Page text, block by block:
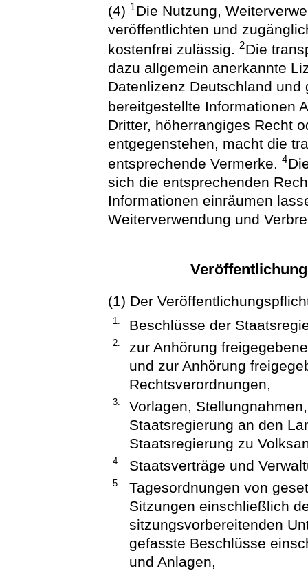
(4) 1Die Nutzung,
veröffentlichten und
kostenfrei zulässig.2Die
dazu allgemein anerkannte
Datenlizenz Deutschland
bereitgestellte Informationen
Dritter, höherrangiges Recht
entgegenstehen, macht die
entsprechende Vermerke.4
sich die entsprechenden
Informationen einräumen
Weiterverwendung und
(1) Der
1. Beschlüsse der
2.
zur Anhörung
und zur Anhörung
Rechtsverordnungen,
3.
Vorlagen,
Staatsregierung an den
Staatsregierung zu
4. Staatsverträge und
5.
Tagesordnungen von
Sitzungen einschließlich
sitzungsvorbereitenden
gefasste Beschlüsse
und Anlagen,